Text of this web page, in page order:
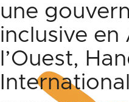
une
inclusive
l’Ouest,
International